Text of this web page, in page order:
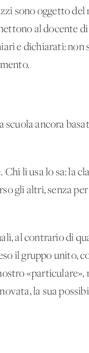
sono oggetto del
al docente di
e dichiarati: non
ancora
li usa lo sa: la
gli altri, senza
al contrario di
il gruppo unito,
«particulare»,
la sua